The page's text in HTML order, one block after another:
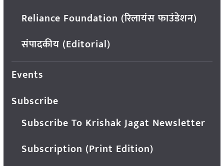
Reliance Foundation (रिलायंस फाउंडेशन)
संपादकीय (Editorial)
Events
Subscribe
Subscribe To Krishak Jagat Newsletter
Subscription (Print Edition)